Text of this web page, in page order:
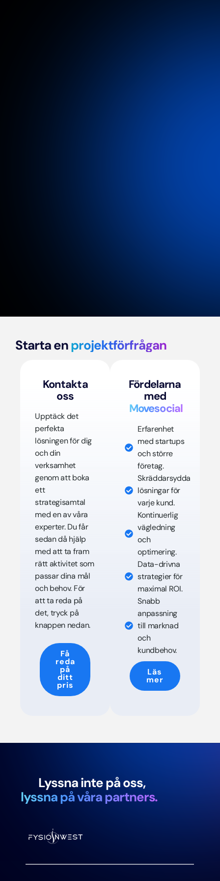
Starta enprojektförfrågan
Kontakta
oss
Upptäck det
perfekta
lösningen för dig
och din
verksamhet
genom att boka
ett
strategisamtal
med en av våra
experter. Du får
sedan då hjälp
med att ta fram
rätt aktivitet som
passar dina mål
och behov. För
att ta reda på
det, tryck på
knappen nedan.
Få
reda
på
ditt
pris
Fördelarna
med
Movesocial
Erfarenhet
med startups
och större
företag.
Skräddarsydda
lösningar för
varje kund.
Kontinuerlig
vägledning
och
optimering.
Data-drivna
strategier för
maximal ROI.
Snabb
anpassning
till marknad
och
kundbehov.
Läs
mer
Lyssna inte på oss,
lyssna på våra partners.